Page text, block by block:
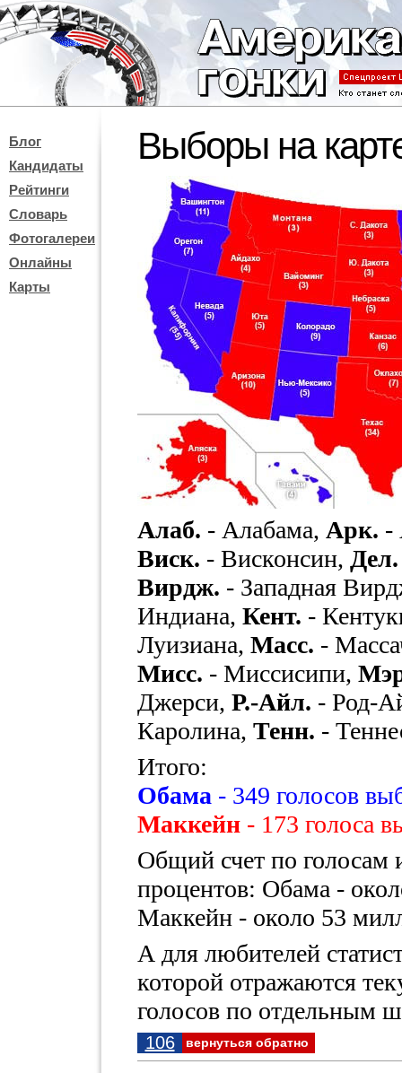
Блог
Кандидаты
Рейтинги
Словарь
Фотогалереи
Онлайны
Карты
Выборы на
Алаб. - Алабама, Арк. -
Виск. - Висконсин, Дел.
Вирдж. - Западная
Индиана, Кент. -
Луизиана, Масс. -
Мисс. - Миссисипи,
Джерси, Р.-Айл. - Род-
Каролина, Тенн. -
Итого:
Обама - 349 голосов
Маккейн - 173 голоса
Общий счет по голосам
процентов: Обама -
Маккейн - около 53
А для любителей
которой отражаются
голосов по отдельным
106 вернуться обратно